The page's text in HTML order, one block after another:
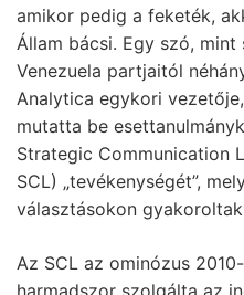
amikor pedig a feketék,
Állam bácsi. Egy szó,
Venezuela partjaitól
Analytica egykori
mutatta be
Strategic Communication
SCL) „tevékenységét”,
választásokon
Az SCL az ominózus
harmadszor szolgálta az